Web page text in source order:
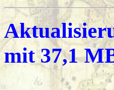
mit 37,1